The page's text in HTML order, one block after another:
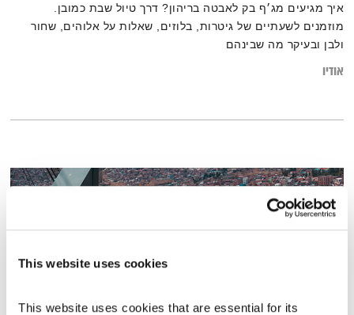
This website uses cookies
This website uses cookies that are essential for its
איך מגיעים מג׳ף בק לאבטה בריהון? דרך טיול שבת כמובן.
מוזמנים לשעתיים של גיטרות, בלוזים, שאלות על אלוהים, שחור
ולבן ובעיקר מה שבינהם
אודיו